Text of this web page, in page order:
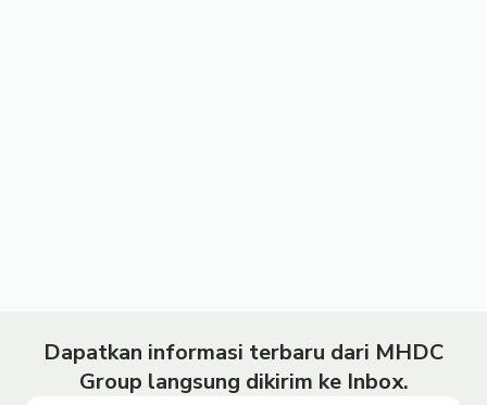
Dapatkan informasi terbaru dari MHDC
Group langsung dikirim ke Inbox.